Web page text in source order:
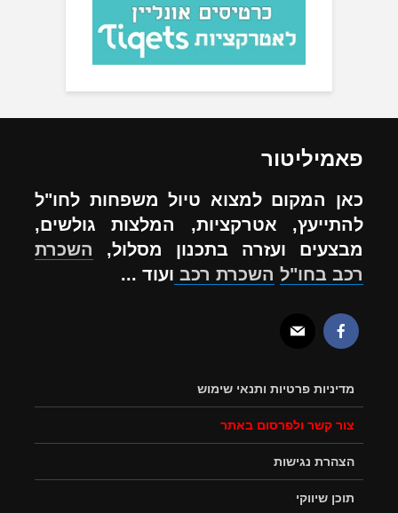
פאמיליטור
כאן המקום למצוא טיול משפחות לחו"ל
להתייעץ, אטרקציות, המלצות גולשים,
מבצעים ועזרה בתכנון מסלול, השכרת
רכב בחו"ל השכרת רכב ועוד ...
מדיניות פרטיות ותנאי שימוש
צור קשר ולפרסום באתר
הצהרת נגישות
תוכן שיווקי